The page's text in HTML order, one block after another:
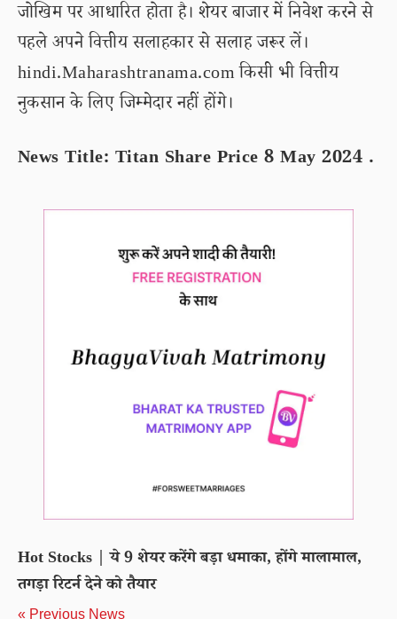
जोखिम पर आधारित होता है। शेयर बाजार में निवेश करने से
पहले अपने वित्तीय सलाहकार से सलाह जरूर लें।
hindi.Maharashtranama.com किसी भी वित्तीय
नुकसान के लिए जिम्मेदार नहीं होंगे।
News Title: Titan Share Price 8 May 2024 .
Hot Stocks | ये 9 शेयर करेंगे बड़ा धमाका, होंगे मालामाल,
तगड़ा रिटर्न देने को तैयार
« Previous News